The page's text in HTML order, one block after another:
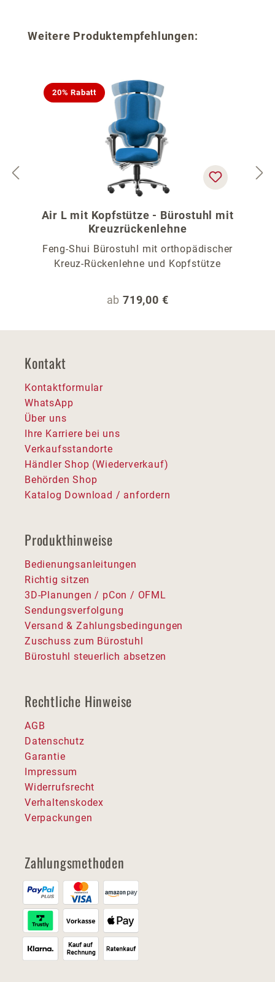
Produktgalerie überspringen
Weitere Produktempfehlungen:
20% Rabatt
Air L mit Kopfstütze - Bürostuhl mit
Kreuzrückenlehne
Feng-Shui Bürostuhl mit orthopädischer
Kreuz-Rückenlehne und Kopfstütze
Regulärer Preis:
ab 719,00 €
Kontakt
Kontaktformular
WhatsApp
Über uns
Ihre Karriere bei uns
Verkaufsstandorte
Händler Shop (Wiederverkauf)
Behörden Shop
Katalog Download / anfordern
Produkthinweise
Bedienungsanleitungen
Richtig sitzen
3D-Planungen / pCon / OFML
Sendungsverfolgung
Versand & Zahlungsbedingungen
Zuschuss zum Bürostuhl
Bürostuhl steuerlich absetzen
Rechtliche Hinweise
AGB
Datenschutz
Garantie
Impressum
Widerrufsrecht
Verhaltenskodex
Verpackungen
Zahlungsmethoden